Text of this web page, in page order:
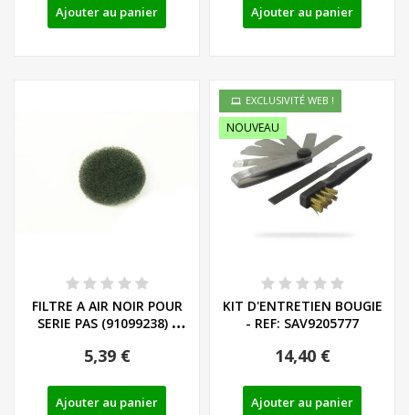
Ajouter au panier Ajouter au panier
FILTRE A AIR NOIR POUR
SERIE PAS (91099238) -
5,39 €
Ajouter au panier
EXCLUSIVITÉ WEB !
NOUVEAU
KIT D'ENTRETIEN BOUGIE
- REF: SAV9205777
14,40 €
Ajouter au panier